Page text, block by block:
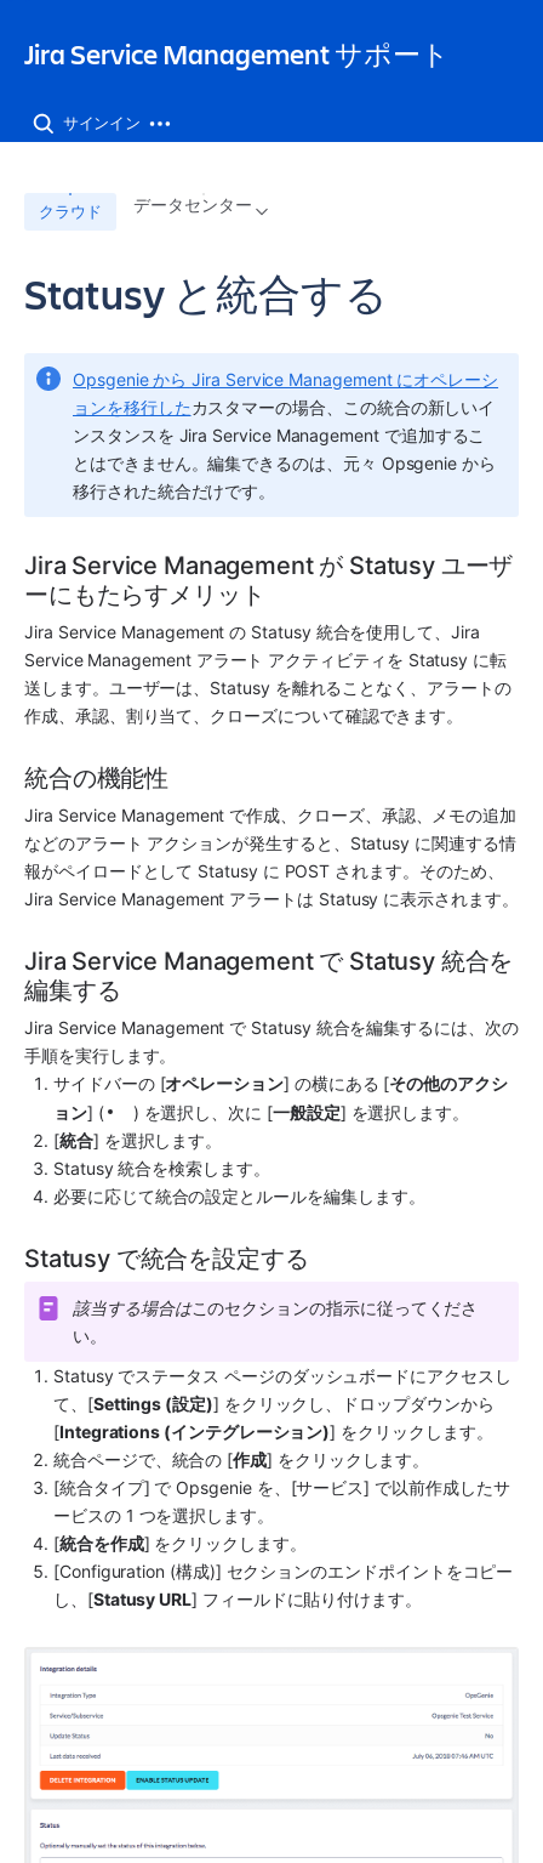
Jira Service Management サポート
サインイン
クラウド データセンター
Statusy と統合する
Opsgenie から Jira Service Management にオペレーシ
ョンを移行したカスタマーの場合、この統合の新しいイ
ンスタンスを Jira Service Management で追加するこ
とはできません。編集できるのは、元々 Opsgenie から
移行された統合だけです。
Jira Service Management が Statusy ユーザ
ーにもたらすメリット
Jira Service Management の Statusy 統合を使用して、Jira
Service Management アラート アクティビティを Statusy に転
送します。ユーザーは、 Statusy を離れることなく、アラートの
作成、承認、割り当て、クローズについて確認できます。
統合の機能性
Jira Service Management で作成、クローズ、承認、メモの追加
などのアラート アクションが発生すると、 Statusy に関連する情
報がペイロードとして Statusy に POST されます。そのため、
Jira Service Management アラートは Statusy に表示されます。
Jira Service Management で Statusy 統合を
編集する
Jira Service Management で Statusy 統合を編集するには、次の
手順を実行します。
サイドバーの [オペレーション] の横にある [その他のアクシ
ョン] ( ) を選択し、次に [一般設定] を選択します。
[統合] を選択します。
Statusy 統合を検索します。
必要に応じて統合の設定とルールを編集します。
Statusy で統合を設定する
該当する場合はこのセクションの指示に従ってくださ
い。
Statusy でステータス ページのダッシュボードにアクセスし
て、[Settings (設定)] をクリックし、ドロップダウンから
[Integrations (インテグレーション)] をクリックします。
統合ページで、統合の [作成] をクリックします。
[統合タイプ] で Opsgenie を、[サービス] で以前作成したサ
ービスの 1 つを選択します。
[統合を作成] をクリックします。
[Configuration (構成)] セクションのエンドポイントをコピー
し、[Statusy URL] フィールドに貼り付けます。